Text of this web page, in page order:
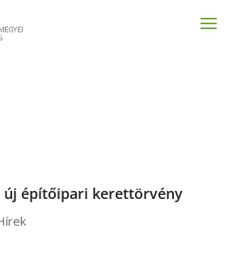
új építőipari kerettörvény